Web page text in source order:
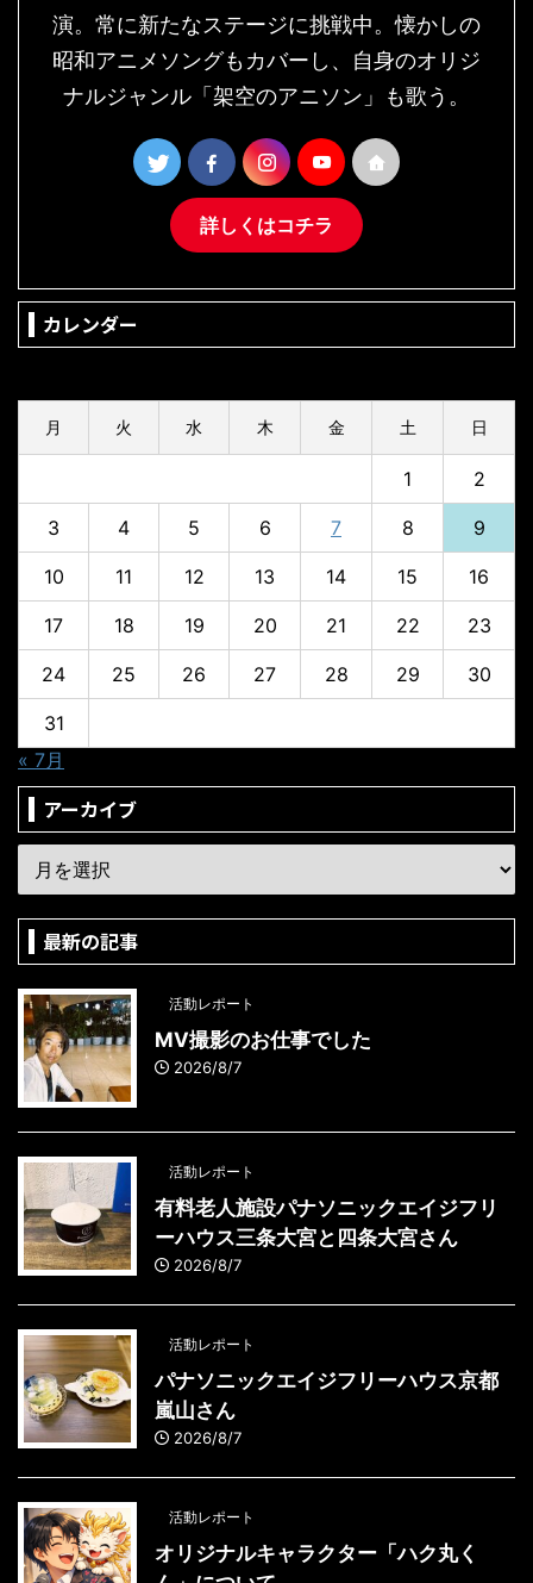
演。常に新たなステージに挑戦中。懐かしの
昭和アニメソングもカバーし、自身のオリジ
ナルジャンル「架空のアニソン」も歌う。
詳しくはコチラ
カレンダー
月 火 水 木 金 土 日
1 2
3 4 5 6 7 8 9
10 11 12 13 14 15 16
17 18 19 20 21 22 23
24 25 26 27 28 29 30
31
« 7月
アーカイブ
最新の記事
活動レポート
MV撮影のお仕事でした
2026/8/7
活動レポート
有料老人施設パナソニックエイジフリ
ーハウス三条大宮と四条大宮さん
2026/8/7
活動レポート
パナソニックエイジフリーハウス京都
嵐山さん
2026/8/7
活動レポート
オリジナルキャラクター「ハク丸く